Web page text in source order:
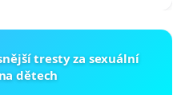
tresty za sexuální
dětech